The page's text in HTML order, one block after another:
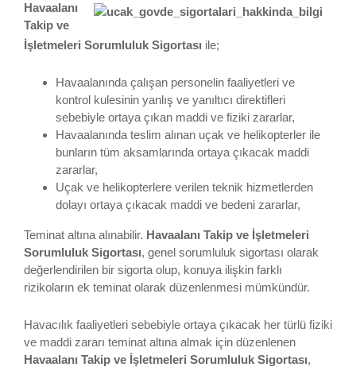
Havaalanı
Takip ve
İşletmeleri Sorumluluk Sigortası ile;
Havaalanında çalışan personelin faaliyetleri ve
kontrol kulesinin yanlış ve yanıltıcı direktifleri
sebebiyle ortaya çıkan maddi ve fiziki zararlar,
Havaalanında teslim alınan uçak ve helikopterler ile
bunların tüm aksamlarında ortaya çıkacak maddi
zararlar,
Uçak ve helikopterlere verilen teknik hizmetlerden
dolayı ortaya çıkacak maddi ve bedeni zararlar,
Teminat altına alınabilir. Havaalanı Takip ve İşletmeleri
Sorumluluk Sigortası, genel sorumluluk sigortası olarak
değerlendirilen bir sigorta olup, konuya ilişkin farklı
rizikoların ek teminat olarak düzenlenmesi mümkündür.
Havacılık faaliyetleri sebebiyle ortaya çıkacak her türlü fiziki
ve maddi zararı teminat altına almak için düzenlenen
Havaalanı Takip ve İşletmeleri Sorumluluk Sigortası,